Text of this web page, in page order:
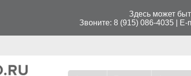
Здесь может
Звоните: 8 (915) 086-4035| E-